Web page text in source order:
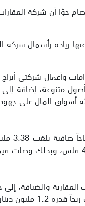
وأعمال شركتي
متنوعة، إضافة إلى
أسواق المال على
فلس، مقابل خسارة سجلتها الشركة في 2021 بلغت نحو 4.96
أنشطة التأجير والخدمات